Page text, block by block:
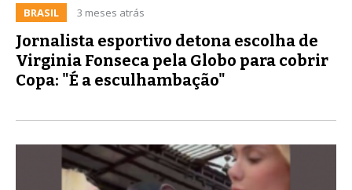
BRASIL 3 meses atrás
Jornalista esportivo detona escolha de
Virginia Fonseca pela Globo para cobrir
Copa: "É a esculhambação"